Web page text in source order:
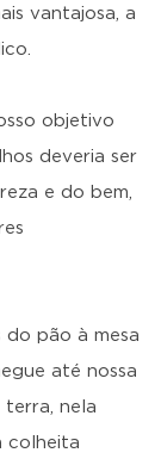
vantajosa, a
objetivo
deveria ser
e do bem,
do pão à mesa
até nossa
nela
colheita